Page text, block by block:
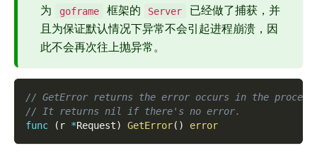
为
goframe 框架的 Server
已经做了捕获，并
且为保证默认情况下异常不会引起进程崩溃，因
此不会再次往上抛异常。
// GetError returns the error occurs in the
// It returns nil if there's no error.
func
( r *Request) GetError( ) error